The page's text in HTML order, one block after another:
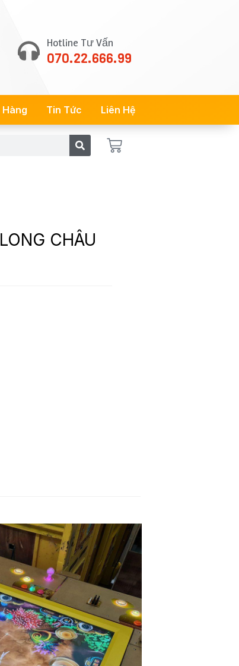
Hotline Tư Vấn
070.22.666.99
Hàng Tin Tức Liên Hệ
Cart
CHÂU